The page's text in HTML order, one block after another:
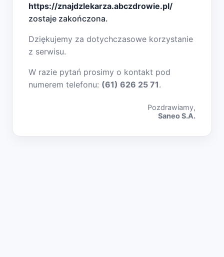
https://znajdzlekarza.abczdrowie.pl/
zostaje zakończona.
Dziękujemy za dotychczasowe korzystanie
z serwisu.
W razie pytań prosimy o kontakt pod
numerem telefonu: (61) 626 25 71.
Pozdrawiamy,
Saneo S.A.